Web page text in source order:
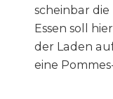
scheinbar die
Essen soll
der Laden
eine